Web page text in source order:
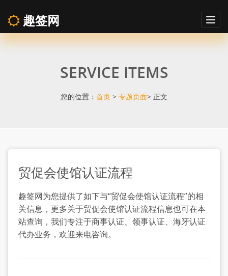
贸
馆
认
证
流
程
趣签网
SERVICE ITEMS
您的位置： 首页 > 专题页面> 正文
贸促会使馆认证流程
趣签网为您提供了如下与“贸促会使馆认证流程”的相
关信息，更多关于贸促会使馆认证流程信息也可在本
站查询，我们专注于商事认证、领事认证、海牙认证
代办业务，欢迎来电咨询。